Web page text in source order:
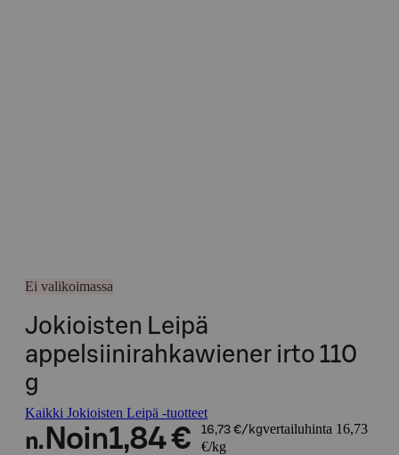
Ei valikoimassa
Jokioisten Leipä
appelsiinirahkawiener irto 110
g
Kaikki Jokioisten Leipä -tuotteet
n. Noin1,84 € 16,73 €/kgvertailuhinta 16,73
€/kg